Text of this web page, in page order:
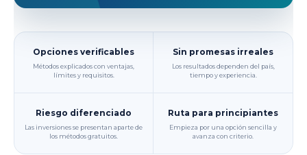
Opciones verificables
Métodos explicados con ventajas,
límites y requisitos.
Sin promesas irreales
Los resultados dependen del país,
tiempo y experiencia.
Riesgo diferenciado
Las inversiones se presentan aparte de
los métodos gratuitos.
Ruta para principiantes
Empieza por una opción sencilla y
avanza con criterio.